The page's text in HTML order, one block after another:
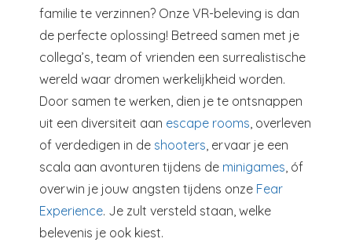
familie te verzinnen? Onze VR-beleving is dan
de perfecte oplossing! Betreed samen met je
collega’s, team of vrienden een surrealistische
wereld waar dromen werkelijkheid worden.
Door samen te werken, dien je te ontsnappen
uit een diversiteit aan escape rooms, overleven
of verdedigen in de shooters, ervaar je een
scala aan avonturen tijdens de minigames, óf
overwin je jouw angsten tijdens onze Fear
Experience. Je zult versteld staan, welke
belevenis je ook kiest.